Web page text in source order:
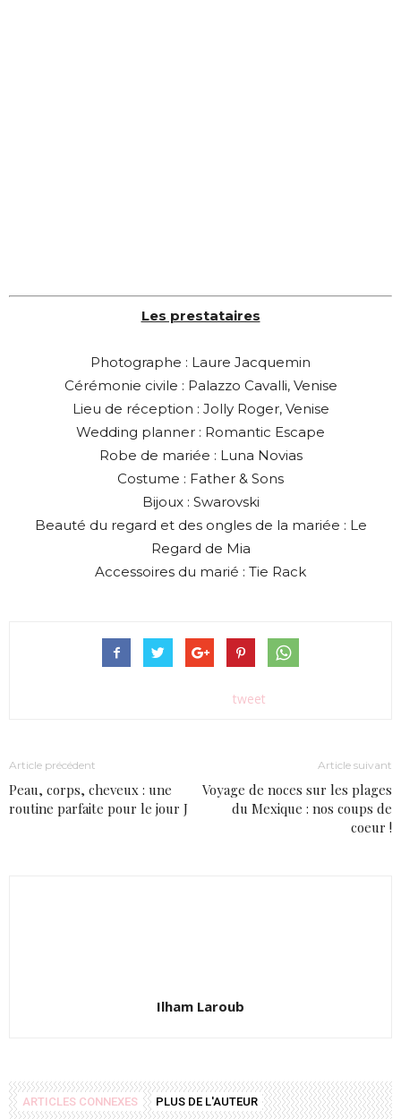
Les prestataires
Photographe : Laure Jacquemin
Cérémonie civile : Palazzo Cavalli, Venise
Lieu de réception : Jolly Roger, Venise
Wedding planner : Romantic Escape
Robe de mariée : Luna Novias
Costume : Father & Sons
Bijoux : Swarovski
Beauté du regard et des ongles de la mariée : Le
Regard de Mia
Accessoires du marié : Tie Rack
tweet
Article précédent
Peau, corps, cheveux : une
routine parfaite pour le jour J
Article suivant
Voyage de noces sur les plages
du Mexique : nos coups de
coeur !
Ilham Laroub
ARTICLES CONNEXES PLUS DE L'AUTEUR